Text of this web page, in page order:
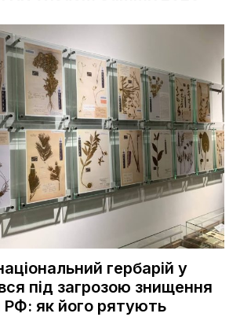
гербарій у
під загрозою знищення
РФ: як його рятують